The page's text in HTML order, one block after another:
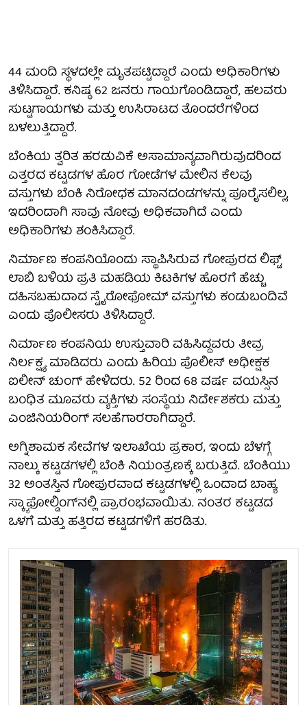
44 ಮಂದಿ ಸ್ಥಳದಲ್ಲೇ ಮೃತಪಟ್ಟಿದ್ದಾರೆ ಎಂದು ಅಧಿಕಾರಿಗಳು
ತಿಳಿಸಿದ್ದಾರೆ. ಕನಿಷ್ಠ 62 ಜನರು ಗಾಯಗೊಂಡಿದ್ದಾರೆ, ಹಲವರು
ಸುಟ್ಟಗಾಯಗಳು ಮತ್ತು ಉಸಿರಾಟದ ತೊಂದರೆಗಳಿಂದ
ಬಳಲುತ್ತಿದ್ದಾರೆ.
ಬೆಂಕಿಯ ತ್ವರಿತ ಹರಡುವಿಕೆ ಅಸಾಮಾನ್ಯವಾಗಿರುವುದರಿಂದ
ಎತ್ತರದ ಕಟ್ಟಡಗಳ ಹೊರ ಗೋಡೆಗಳ ಮೇಲಿನ ಕೆಲವು
ವಸ್ತುಗಳು ಬೆಂಕಿ ನಿರೋಧಕ ಮಾನದಂಡಗಳನ್ನು ಪೂರೈಸಲಿಲ್ಲ,
ಇದರಿಂದಾಗಿ ಸಾವು ನೋವು ಅಧಿಕವಾಗಿದೆ ಎಂದು
ಅಧಿಕಾರಿಗಳು ಶಂಕಿಸಿದ್ದಾರೆ.
ನಿರ್ಮಾಣ ಕಂಪನಿಯೊಂದು ಸ್ಥಾಪಿಸಿರುವ ಗೋಪುರದ ಲಿಫ್ಟ್
ಲಾಬಿ ಬಳಿಯ ಪ್ರತಿ ಮಹಡಿಯ ಕಿಟಕಿಗಳ ಹೊರಗೆ ಹೆಚ್ಚು
ದಹಿಸಬಹುದಾದ ಸ್ಟೈರೋಫೋಮ್ ವಸ್ತುಗಳು ಕಂಡುಬಂದಿವೆ
ಎಂದು ಪೊಲೀಸರು ತಿಳಿಸಿದ್ದಾರೆ.
ನಿರ್ಮಾಣ ಕಂಪನಿಯ ಉಸ್ತುವಾರಿ ವಹಿಸಿದ್ದವರು ತೀವ್ರ
ನಿರ್ಲಕ್ಷ್ಯ ಮಾಡಿದರು ಎಂದು ಹಿರಿಯ ಪೊಲೀಸ್ ಅಧೀಕ್ಷಕ
ಐಲೀನ್ ಚುಂಗ್ ಹೇಳಿದರು. 52 ರಿಂದ 68 ವರ್ಷ ವಯಸ್ಸಿನ
ಬಂಧಿತ ಮೂವರು ವ್ಯಕ್ತಿಗಳು ಸಂಸ್ಥೆಯ ನಿರ್ದೇಶಕರು ಮತ್ತು
ಎಂಜಿನಿಯರಿಂಗ್ ಸಲಹೆಗಾರರಾಗಿದ್ದಾರೆ.
ಅಗ್ನಿಶಾಮಕ ಸೇವೆಗಳ ಇಲಾಖೆಯ ಪ್ರಕಾರ, ಇಂದು ಬೆಳಗ್ಗೆ
ನಾಲ್ಕು ಕಟ್ಟಡಗಳಲ್ಲಿ ಬೆಂಕಿ ನಿಯಂತ್ರಣಕ್ಕೆ ಬರುತ್ತಿದೆ. ಬೆಂಕಿಯು
32 ಅಂತಸ್ತಿನ ಗೋಪುರವಾದ ಕಟ್ಟಡಗಳಲ್ಲಿ ಒಂದಾದ ಬಾಹ್ಯ
ಸ್ಕ್ಯಾಫೋಲ್ಡಿಂಗ್‌ನಲ್ಲಿ ಪ್ರಾರಂಭವಾಯಿತು. ನಂತರ ಕಟ್ಟಡದ
ಒಳಗೆ ಮತ್ತು ಹತ್ತಿರದ ಕಟ್ಟಡಗಳಿಗೆ ಹರಡಿತು.